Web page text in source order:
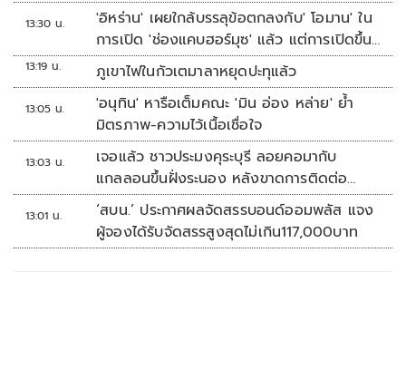
13:30 น.
'อิหร่าน' เผยใกล้บรรลุข้อตกลงกับ' โอมาน' ใน
การเปิด 'ช่องแคบฮอร์มุซ' แล้ว แต่การเปิดขึ้น
อยู่กับสหรัฐฯ
13:19 น. ภูเขาไฟในกัวเตมาลาหยุดปะทุแล้ว
13:05 น.
'อนุทิน' หารือเต็มคณะ 'มิน อ่อง หล่าย' ย้ำ
มิตรภาพ-ความไว้เนื้อเชื่อใจ
13:03 น.
เจอแล้ว ชาวประมงคุระบุรี ลอยคอมากับ
แกลลอนขึ้นฝั่งระนอง หลังขาดการติดต่อ
หลายวัน
13:01 น.
‘สบน.’ ประกาศผลจัดสรรบอนด์ออมพลัส แจง
ผู้จองได้รับจัดสรรสูงสุดไม่เกิน117,000บาท